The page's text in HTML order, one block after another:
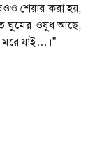
শেয়ার করা হয়,
ঘুমের ওষুধ আছে,
যাই…।”